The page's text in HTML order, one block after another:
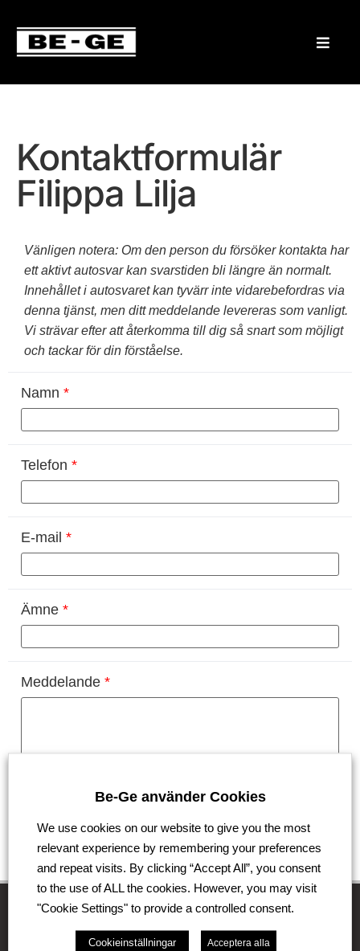
Kontaktformulär
Filippa Lilja
Vänligen notera: Om den person du försöker kontakta har
ett aktivt autosvar kan svarstiden bli längre än normalt.
Innehållet i autosvaret kan tyvärr inte vidarebefordras via
denna tjänst, men ditt meddelande levereras som vanligt.
Vi strävar efter att återkomma till dig så snart som möjligt
och tackar för din förståelse.
Namn *
Telefon *
E-mail *
Ämne *
Meddelande *
Skicka
Be-Ge Koncernen
Be-Ge använder Cookies
We use cookies on our website to give you the most
relevant experience by remembering your preferences
and repeat visits. By clicking “Accept All”, you consent
to the use of ALL the cookies. However, you may visit
"Cookie Settings" to provide a controlled consent.
Cookieinställningar Acceptera alla